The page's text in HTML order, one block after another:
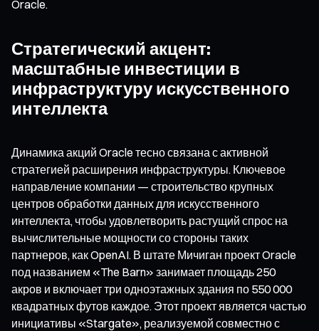
Oracle.
Стратегический акцент:
масштабные инвестиции в
инфраструктуру искусственного
интеллекта
Динамика акций Oracle тесно связана с активной
стратегией расширения инфраструктуры. Ключевое
направление компании — строительство крупных
центров обработки данных для искусственного
интеллекта, чтобы удовлетворить растущий спрос на
вычислительные мощности со стороны таких
партнеров, как OpenAI. В штате Мичиган проект Oracle
под названием «The Barn» занимает площадь 250
акров и включает три одноэтажных здания по 550 000
квадратных футов каждое. Этот проект является частью
инициативы «Stargate», реализуемой совместно с